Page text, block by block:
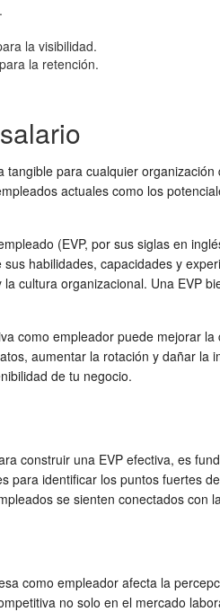
la visibilidad.
la retención.
para cualquier
actuales como los
(EVP, por sus siglas en
habilidades, capacidades y
cultura organizacional. Una EVP
como empleador puede mejorar
aumentar la rotación y dañar la
de tu negocio.
construir una EVP efectiva, es
para identificar los puntos fuertes
se sienten conectados con
como empleador afecta la
no solo en el mercado